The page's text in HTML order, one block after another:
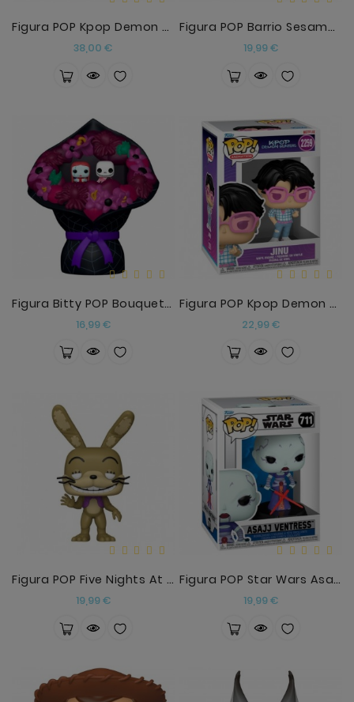
Figura POP Kpop Demon Hunters Jinu Chase
38,00 €
Figura POP Barrio Sesamo The Count
19,99 €Precio
Figura Bitty POP Bouquet Disney Pesadilla Antes De
16,99 €Precio
Figura POP Kpop Demon Hunters Jinu
22,99 €Precio
Figura POP Five Nights At Freddys Help Wanted 2 Gl
19,99 €Precio
Figura POP Star Wars Asajj Ventress
19,99 €Precio